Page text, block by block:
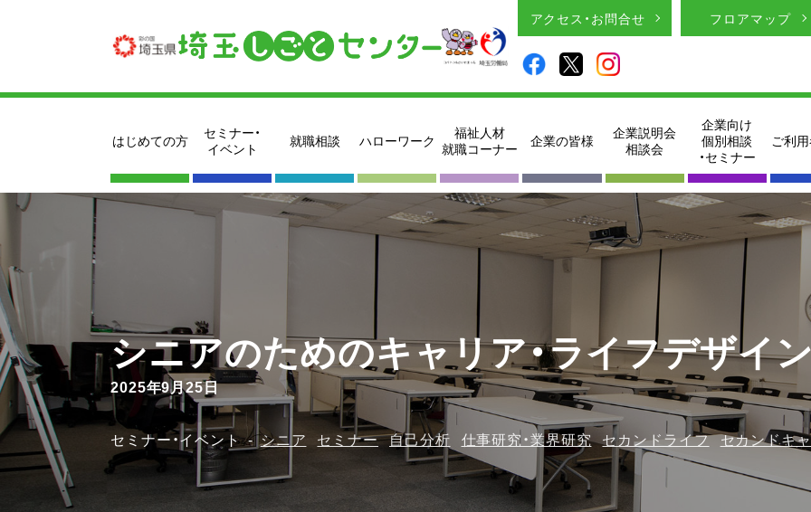
アクセス・お問合せ フロアマップ
はじめての方
セミナー・
イベント
就職相談 ハローワーク
福祉人材
就職コーナー
企業の皆様
企業説明会
相談会
企業向け
個別相談
・セミナー
ご利
シニアのためのキャリア・ライフデザイン
2025年9月25日
セミナー・イベント シニア セミナー 自己分析 仕事研究・業界研究 セカンドライフ セカンドキ